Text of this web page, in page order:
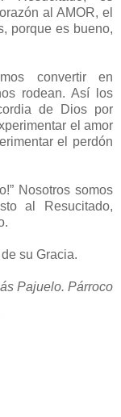
al AMOR, el
porque es bueno,
convertir en
rodean. Así los
de Dios por
el amor
el perdón
Nosotros somos
al Resucitado,
su Gracia.
Pajuelo. Párroco